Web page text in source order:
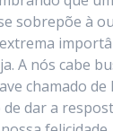
sobrepõe à
A nós cabe
chamado de
dar a